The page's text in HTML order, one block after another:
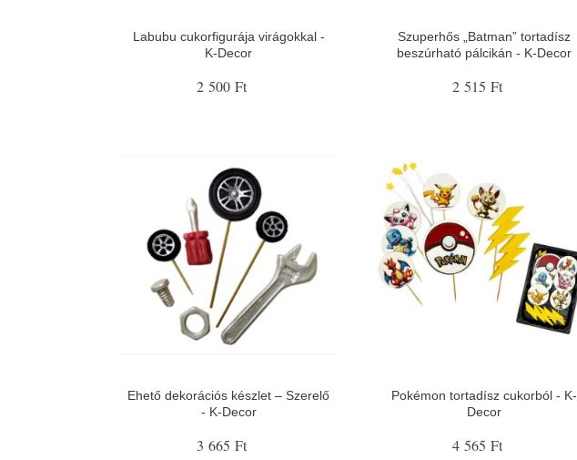
Labubu cukorfigurája virágokkal -
K-Decor
2 500 Ft
Szuperhős „Batman” tortadísz
beszúrható pálcikán - K-Decor
2 515 Ft
Ehető dekorációs készlet – Szerelő
- K-Decor
3 665 Ft
Pokémon tortadísz cukorból - K-
Decor
4 565 Ft